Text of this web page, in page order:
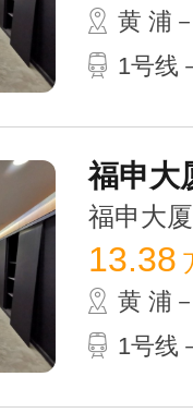
黄 浦
1号线
福申大
福申大
13.38
黄 浦
1号线